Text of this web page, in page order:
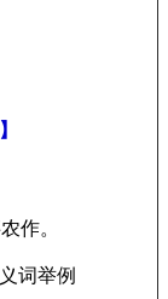
作。